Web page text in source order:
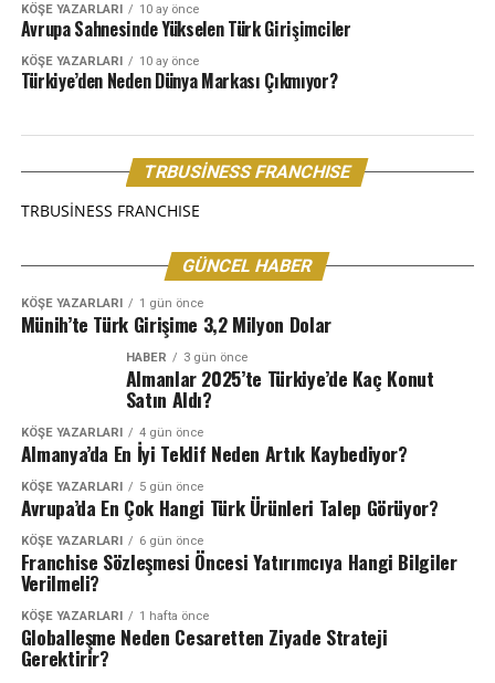
KÖŞE YAZARLARI 10 ay önce
Avrupa Sahnesinde Yükselen Türk Girişimciler
KÖŞE YAZARLARI 10 ay önce
Türkiye’den Neden Dünya Markası Çıkmıyor?
TRBUSİNESS FRANCHISE
TRBUSİNESS FRANCHISE
GÜNCEL HABER
KÖŞE YAZARLARI 1 gün önce
Münih’te Türk Girişime 3,2 Milyon Dolar
HABER 3 gün önce
Almanlar 2025’te Türkiye’de Kaç Konut
Satın Aldı?
KÖŞE YAZARLARI 4 gün önce
Almanya’da En İyi Teklif Neden Artık Kaybediyor?
KÖŞE YAZARLARI 5 gün önce
Avrupa’da En Çok Hangi Türk Ürünleri Talep Görüyor?
KÖŞE YAZARLARI 6 gün önce
Franchise Sözleşmesi Öncesi Yatırımcıya Hangi Bilgiler
Verilmeli?
KÖŞE YAZARLARI 1 hafta önce
Globalleşme Neden Cesaretten Ziyade Strateji
Gerektirir?